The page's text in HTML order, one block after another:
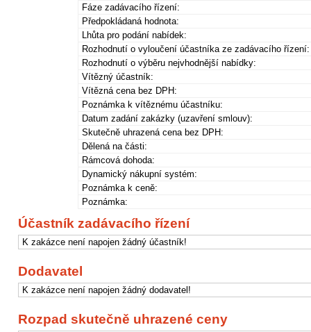
Fáze zadávacího řízení:
Předpokládaná hodnota:
Lhůta pro podání nabídek:
Rozhodnutí o vyloučení účastníka ze zadávacího řízení:
Rozhodnutí o výběru nejvhodnější nabídky:
Vítězný účastník:
Vítězná cena bez DPH:
Poznámka k vítěznému účastníku:
Datum zadání zakázky (uzavření smlouv):
Skutečně uhrazená cena bez DPH:
Dělená na části:
Rámcová dohoda:
Dynamický nákupní systém:
Poznámka k ceně:
Poznámka:
Účastník zadávacího řízení
K zakázce není napojen žádný účastník!
Dodavatel
K zakázce není napojen žádný dodavatel!
Rozpad skutečně uhrazené ceny